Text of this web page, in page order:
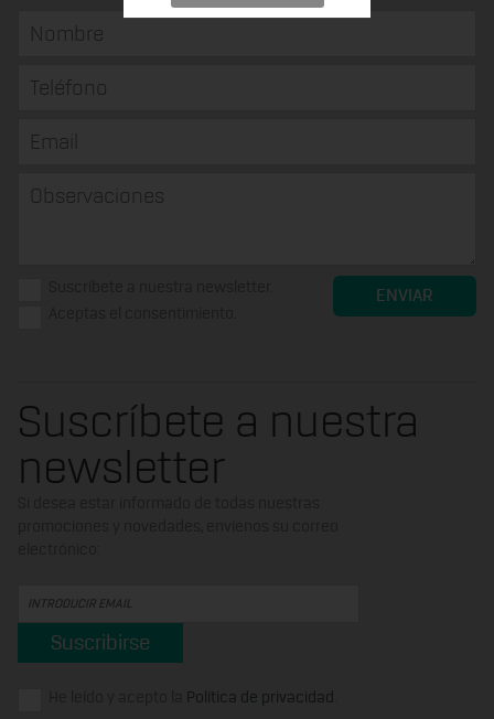
Suscríbete a nuestra
newsletter
Suscribirse
Política de privacidad